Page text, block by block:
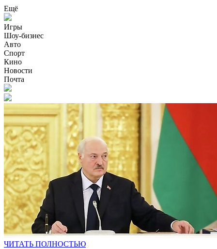
Ещё
Игры
Шоу-бизнес
Авто
Спорт
Кино
Новости
Почта
ЧИТАТЬ ПОЛНОСТЬЮ